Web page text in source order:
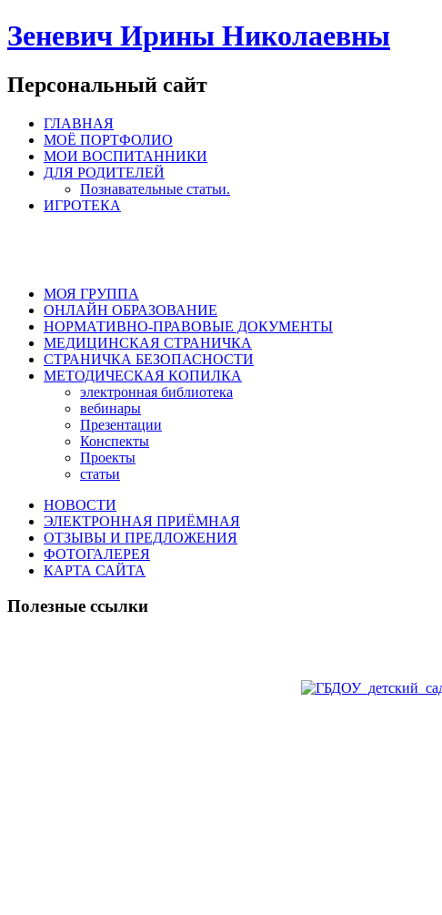
Зеневич Ирины Николаевны
Персональный сайт
ГЛАВНАЯ
МОЁ ПОРТФОЛИО
МОИ ВОСПИТАННИКИ
ДЛЯ РОДИТЕЛЕЙ
Познавательные статьи.
ИГРОТЕКА
МОЯ ГРУППА
ОНЛАЙН ОБРАЗОВАНИЕ
НОРМАТИВНО-ПРАВОВЫЕ ДОКУМЕНТЫ
МЕДИЦИНСКАЯ СТРАНИЧКА
СТРАНИЧКА БЕЗОПАСНОСТИ
МЕТОДИЧЕСКАЯ КОПИЛКА
электронная библиотека
вебинары
Презентации
Конспекты
Проекты
статьи
НОВОСТИ
ЭЛЕКТРОННАЯ ПРИЁМНАЯ
ОТЗЫВЫ И ПРЕДЛОЖЕНИЯ
ФОТОГАЛЕРЕЯ
КАРТА САЙТА
Полезные ссылки